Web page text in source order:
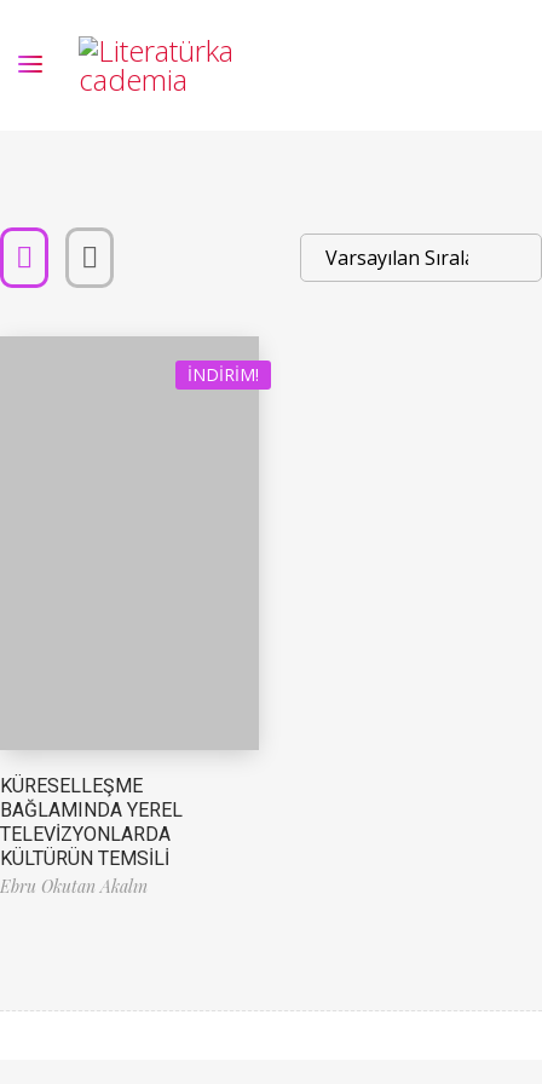
İNDIRIM!
KÜRESELLEŞME
BAĞLAMINDA YEREL
TELEVİZYONLARDA
KÜLTÜRÜN TEMSİLİ
Ebru Okutan Akalın